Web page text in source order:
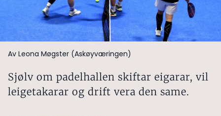
Av Leona Møgster (Askøyværingen)
Sjølv om padelhallen skiftar eigarar, vil
leigetakarar og drift vera den same.